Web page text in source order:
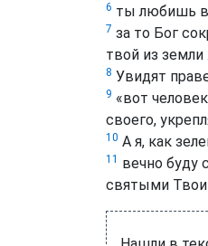
6 ты любишь
7 за то Бог
твой из
8 Увидят
9 «вот
своего,
10 А я, как
11 вечно буду
святыми